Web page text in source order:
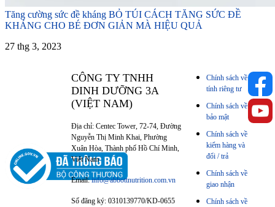
Tăng cường sức đề kháng BỎ TÚI CÁCH TĂNG SỨC ĐỀ
KHÁNG CHO BÉ ĐƠN GIẢN MÀ HIỆU QUẢ
27 thg 3, 2023
CÔNG TY TNHH
DINH DƯỠNG 3A
(VIỆT NAM)
Địa chỉ: Centec Tower, 72-74, Đường
Nguyễn Thị Minh Khai, Phường
Xuân Hòa, Thành phố Hồ Chí Minh,
Việt Nam
Email:info@abbottnutrition.com.vn
Số đăng ký: 0310139770/KD-0655
Chính sách về
tính riêng tư
Chính sách về
bảo mật
Chính sách về
kiểm hàng và
đổi / trả
Chính sách về
giao nhận
Chính sách về